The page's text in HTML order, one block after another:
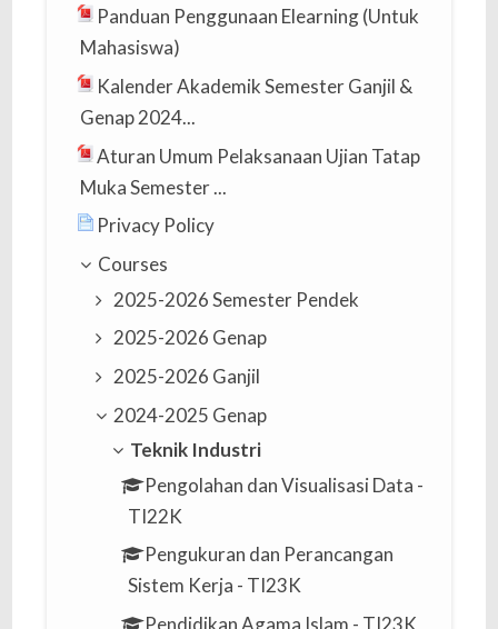
Panduan Penggunaan Elearning (Untuk
Mahasiswa)
Kalender Akademik Semester Ganjil &
Genap 2024...
Aturan Umum Pelaksanaan Ujian Tatap
Muka Semester ...
Privacy Policy
Courses
2025-2026 Semester Pendek
2025-2026 Genap
2025-2026 Ganjil
2024-2025 Genap
Teknik Industri
Pengolahan dan Visualisasi Data -
TI22K
Pengukuran dan Perancangan
Sistem Kerja - TI23K
Pendidikan Agama Islam - TI23K